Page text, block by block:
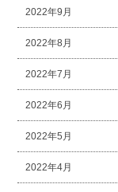
2022年9月
2022年8月
2022年7月
2022年6月
2022年5月
2022年4月